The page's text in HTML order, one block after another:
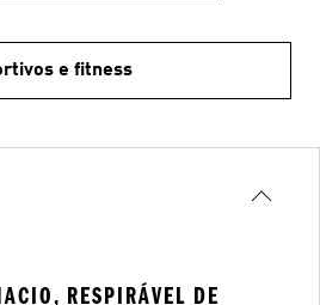
e fitness
RESPIRÁVEL DE